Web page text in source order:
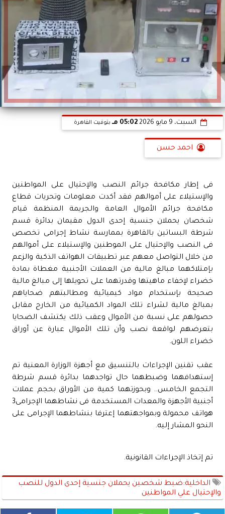
السبت، 9 مايو 2026 05:02 مـ بتوقيت القاهرة
احمد حسن
فى إطار مكافحة جرائم النصب والإحتيال على المواطنين
والإستيلاء على أموالهم فقد أكدت معلومات وتحريات قطاع
مكافحة جرائم الأموال العامة والجريمة المنظمة قيام
شخصان يحملان جنسية إحدى الدول مقيمان بدائرة قسم
شرطة البساتين بالقاهرة بممارسة نشاط إجرامى تخصص
فى النصب والإحتيال على الموطنين والإستيلاء على أموالهم
من خلال التواصل معهم عبر تطبيقات الهواتف الذكية والزعم
بإمتلاكهما مبالغ مالية من العملات الأجنبية مغطاة بمادة
خضراء لإخفاء ماهيتها وقدرتهما على تحويلها إلى مبالغ مالية
صحيحة بإستخدام مواد كيميائية ومطالبتهم ضحاياهم
بمبالغ مالية لشراء تلك المواد الكميائية من الخارج مقابل
حصولهم على نسبة من الأموال وعقب ذلك يكتشف الضحايا
بتعرضهم لواقعة نصب وأن تلك الأموال عبارة عن أوراق
خضراء اللون.
عقب تقنين الإجراءات بالتنسيق مع أجهزة الوزارة المعنية تم
إستهدافهما وضبطهما حال تواجدهما بدائرة قسم شرطة
التجمع الخامس.. وبحوزتهما كمية من الأوراق بحجم عملات
أجنبية الأجهزة والمعدات المستخدمة فى نشاطهما الإجرامى3
هواتف محمولة وبمواجهتهما إعترفا بنشاطهما الإجرامى على
النحو المشار إليه.
تم إتخاذ الإجراءات القانونية.
الداخلية:ضبط شخصين يحملان جنسية إحدى الدول للنصب
والإحتيال علي المواطنين